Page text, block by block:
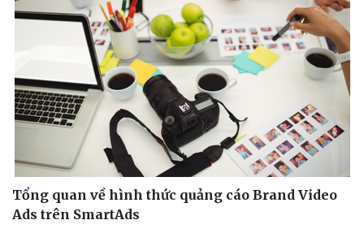
Tổng quan về hình thức quảng cáo Brand Video
Ads trên SmartAds